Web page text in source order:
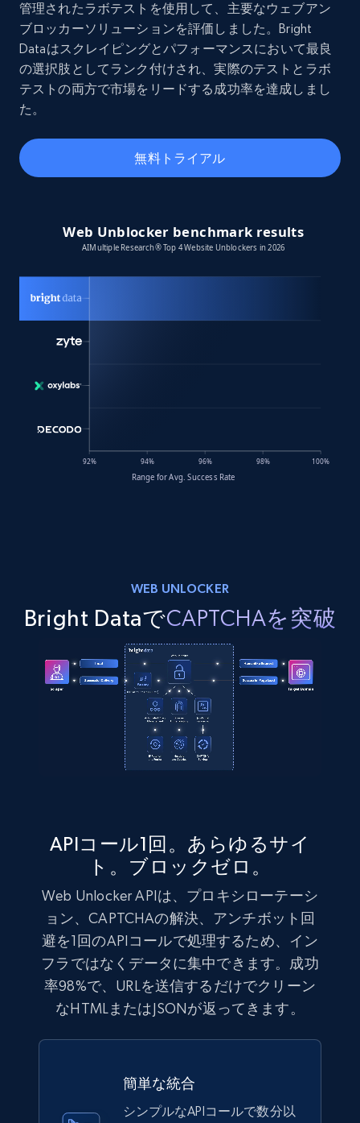
管理されたラボテストを使用して、主要なウェブアン
ブロッカーソリューションを評価しました。Bright
Dataはスクレイピングとパフォーマンスにおいて最良
の選択肢としてランク付けされ、実際のテストとラボ
テストの両方で市場をリードする成功率を達成しまし
た。
無料トライアル
WEB UNLOCKER
Bright DataでCAPTCHAを突破
APIコール1回。あらゆるサイ
ト。ブロックゼロ。
Web Unlocker APIは、プロキシローテーシ
ョン、CAPTCHAの解決、アンチボット回
避を1回のAPIコールで処理するため、イン
フラではなくデータに集中できます。成功
率98%で、URLを送信するだけでクリーン
なHTMLまたはJSONが返ってきます。
簡単な統合
シンプルなAPIコールで数分以